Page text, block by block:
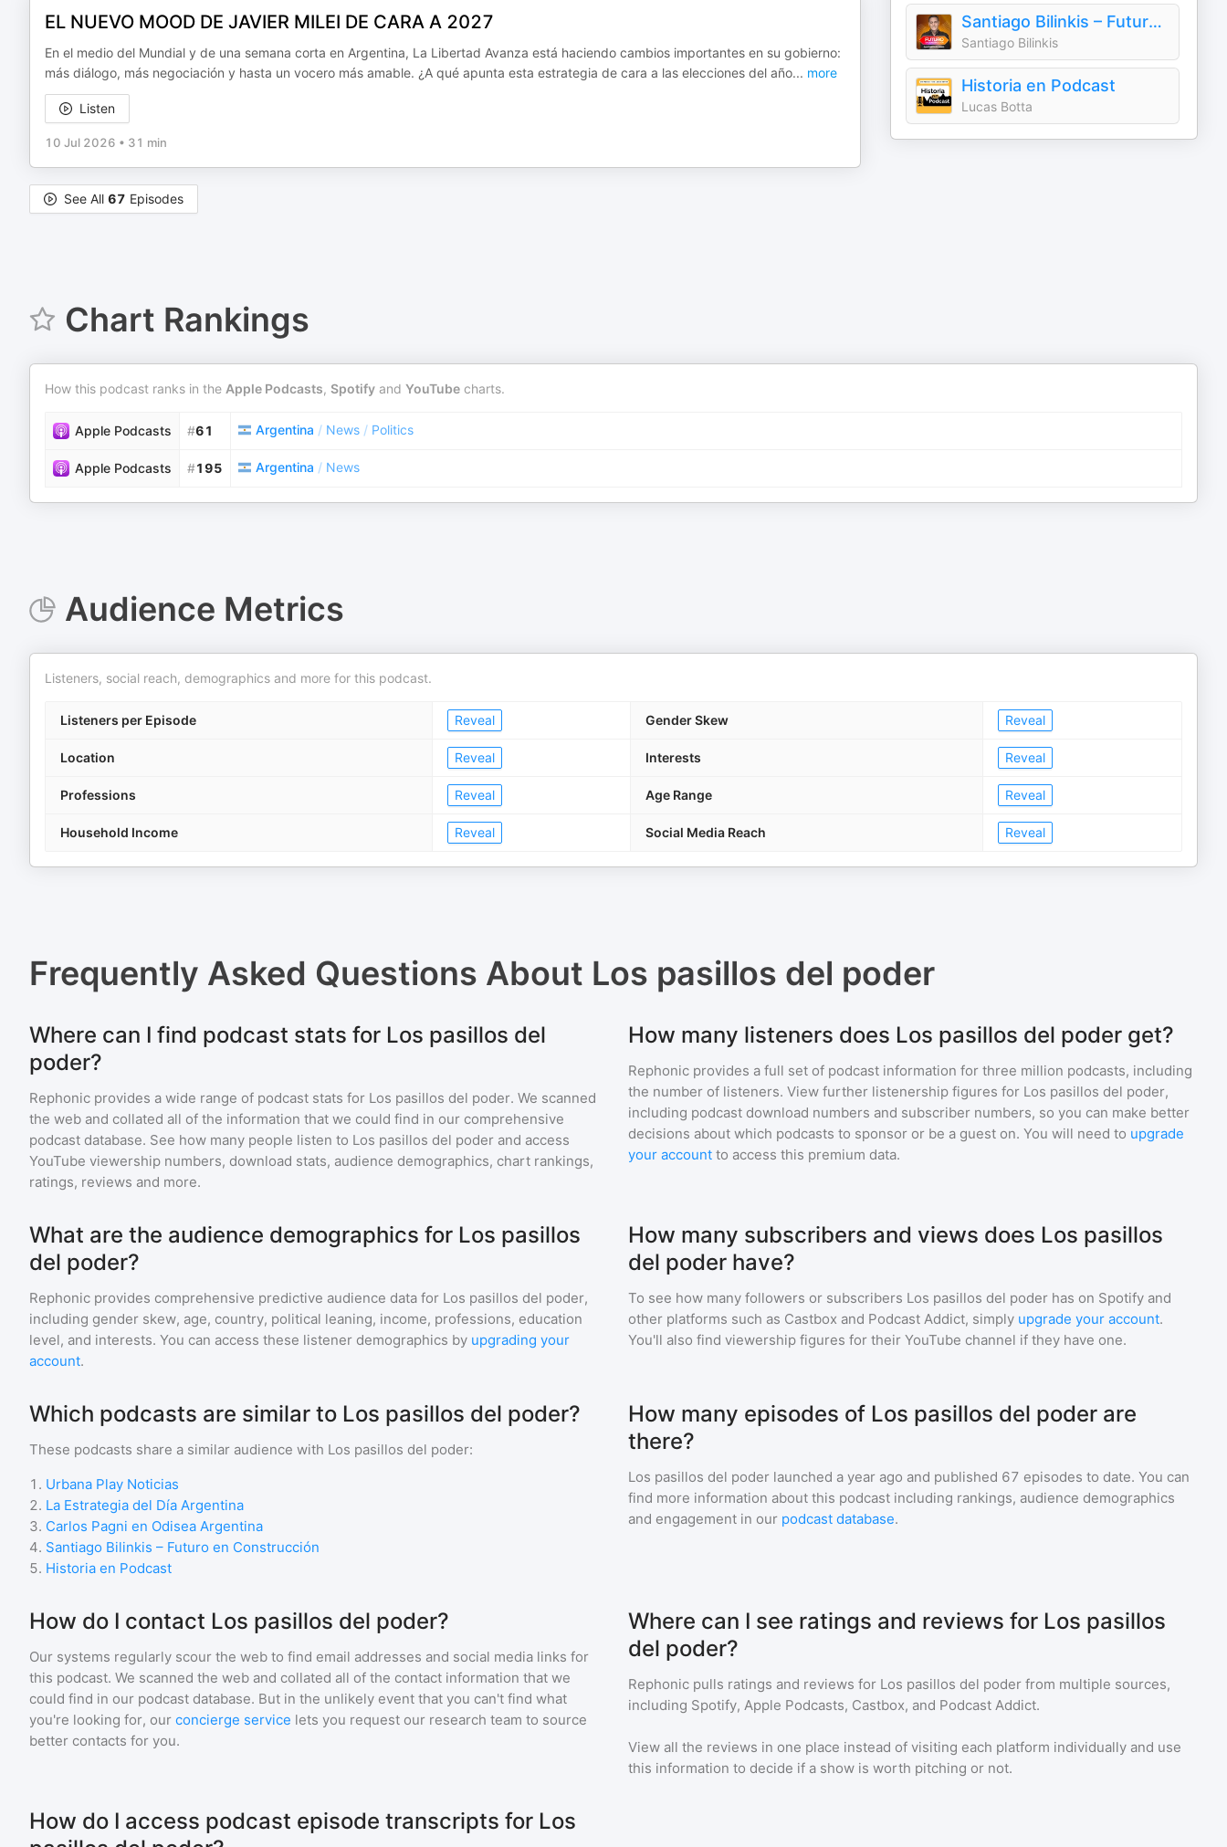
EL NUEVO MOOD DE JAVIER MILEI DE CARA A 2027
En el medio del Mundial y de una semana corta en Argentina, La Libertad Avanza está haciendo cambios importantes en su gobierno:
más diálogo, más negociación y hasta un vocero más amable. ¿A qué apunta esta estrategia de cara a las elecciones del año... more
Listen
10 Jul 2026 • 31 min
See All 67 Episodes
Santiago Bilinkis – Futuro en Construcción
Santiago Bilinkis
Historia en Podcast
Lucas Botta
Chart Rankings
How this podcast ranks in the Apple Podcasts, Spotify and YouTube charts.
Apple Podcasts #61 Argentina / News / Politics
Apple Podcasts #195 Argentina / News
Audience Metrics
Listeners, social reach, demographics and more for this podcast.
Listeners per Episode Reveal Gender Skew Reveal
Location Reveal Interests Reveal
Professions Reveal Age Range Reveal
Household Income Reveal Social Media Reach Reveal
Frequently Asked Questions About Los pasillos del poder
Where can I find podcast stats for Los pasillos del
poder?
Rephonic provides a wide range of podcast stats for Los pasillos del poder. We scanned
the web and collated all of the information that we could find in our comprehensive
podcast database. See how many people listen to Los pasillos del poder and access
YouTube viewership numbers, download stats, audience demographics, chart rankings,
ratings, reviews and more.
How many listeners does Los pasillos del poder get?
Rephonic provides a full set of podcast information for three million podcasts, including
the number of listeners. View further listenership figures for Los pasillos del poder,
including podcast download numbers and subscriber numbers, so you can make better
decisions about which podcasts to sponsor or be a guest on. You will need to upgrade
your account to access this premium data.
What are the audience demographics for Los pasillos
del poder?
Rephonic provides comprehensive predictive audience data for Los pasillos del poder,
including gender skew, age, country, political leaning, income, professions, education
level, and interests. You can access these listener demographics by upgrading your
account.
How many subscribers and views does Los pasillos
del poder have?
To see how many followers or subscribers Los pasillos del poder has on Spotify and
other platforms such as Castbox and Podcast Addict, simply upgrade your account.
You'll also find viewership figures for their YouTube channel if they have one.
Which podcasts are similar to Los pasillos del poder?
These podcasts share a similar audience with Los pasillos del poder:
1 . Urbana Play Noticias
2. La Estrategia del Día Argentina
3. Carlos Pagni en Odisea Argentina
4. Santiago Bilinkis – Futuro en Construcción
5. Historia en Podcast
How many episodes of Los pasillos del poder are
there?
Los pasillos del poder launched a year ago and published 67 episodes to date. You can
find more information about this podcast including rankings, audience demographics
and engagement in our podcast database.
How do I contact Los pasillos del poder?
Our systems regularly scour the web to find email addresses and social media links for
this podcast. We scanned the web and collated all of the contact information that we
could find in our podcast database. But in the unlikely event that you can't find what
you're looking for, our concierge service lets you request our research team to source
better contacts for you.
Where can I see ratings and reviews for Los pasillos
del poder?
Rephonic pulls ratings and reviews for Los pasillos del poder from multiple sources,
including Spotify, Apple Podcasts, Castbox, and Podcast Addict.
View all the reviews in one place instead of visiting each platform individually and use
this information to decide if a show is worth pitching or not.
How do I access podcast episode transcripts for Los